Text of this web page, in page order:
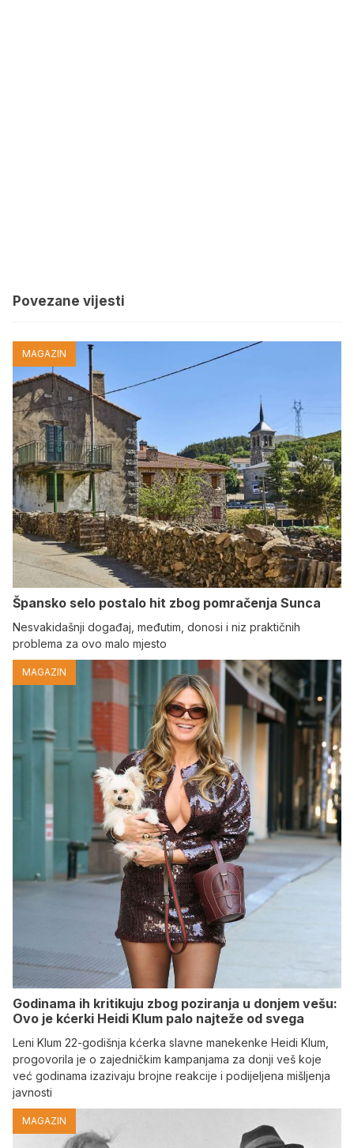
Povezane vijesti
MAGAZIN
Špansko selo postalo hit zbog pomračenja Sunca
Nesvakidašnji događaj, međutim, donosi i niz praktičnih
problema za ovo malo mjesto
MAGAZIN
Godinama ih kritikuju zbog poziranja u donjem vešu:
Ovo je kćerki Heidi Klum palo najteže od svega
Leni Klum 22-godišnja kćerka slavne manekenke Heidi Klum,
progovorila je o zajedničkim kampanjama za donji veš koje
već godinama izazivaju brojne reakcije i podijeljena mišljenja
javnosti
MAGAZIN